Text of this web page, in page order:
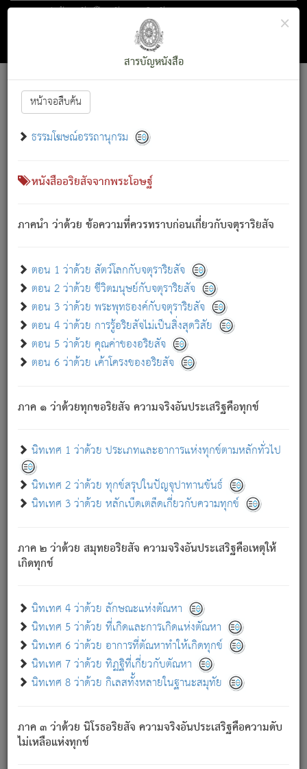
ตอน 1 ว่าด้วย สัตว์โลกกับจตุราริยสัจ
สารบัญ×
สารบัญหนังสือ
หน้าจอสืบค้น
ธรรมโฆษณ์อรรถานุกรม
หนังสืออริยสัจจากพระโอษฐ์
ภาคนำ ว่าด้วย ข้อความที่ควรทราบก่อนเกี่ยวกับจตุราริยสัจ
ตอน 1 ว่าด้วย สัตว์โลกกับจตุราริยสัจ
ตอน 2 ว่าด้วย ชีวิตมนุษย์กับจตุราริยสัจ
ตอน 3 ว่าด้วย พระพุทธองค์กับจตุราริยสัจ
ตอน 4 ว่าด้วย การรู้อริยสัจไม่เป็นสิ่งสุดวิสัย
ตอน 5 ว่าด้วย คุณค่าของอริยสัจ
ตอน 6 ว่าด้วย เค้าโครงของอริยสัจ
ภาค ๑ ว่าด้วยทุกขอริยสัจ ความจริงอันประเสริฐคือทุกข์
นิทเทศ 1 ว่าด้วย ประเภทและอาการแห่งทุกข์ตามหลักทั่วไป
นิทเทศ 2 ว่าด้วย ทุกข์สรุปในปัญจุปาทานขันธ์
นิทเทศ 3 ว่าด้วย หลักเบ็ดเตล็ดเกี่ยวกับความทุกข์
ภาค ๒ ว่าด้วย สมุทยอริยสัจ ความจริงอันประเสริฐคือเหตุให้
เกิดทุกข์
นิทเทศ 4 ว่าด้วย ลักษณะแห่งตัณหา
นิทเทศ 5 ว่าด้วย ที่เกิดและการเกิดแห่งตัณหา
นิทเทศ 6 ว่าด้วย อาการที่ตัณหาทำให้เกิดทุกข์
นิทเทศ 7 ว่าด้วย ทิฏฐิที่เกี่ยวกับตัณหา
นิทเทศ 8 ว่าด้วย กิเลสทั้งหลายในฐานะสมุทัย
ภาค ๓ ว่าด้วย นิโรธอริยสัจ ความจริงอันประเสริฐคือความดับ
ไม่เหลือแห่งทุกข์
Font :15 ]||
สัตว์โลกนี้ เกิดความเดือดร้อนแล้ว มีผัสสะบังหน้า
เขาสำคัญสิ่งใด โดยความเป็นประการใด แต่สิ่งนั้นย่อมเป็น
(ตามที่เป็นจริง) โดยประการอื่นจากที่เขาสำคัญนั้น
สัตว์โลกติดข้องอยู่ในภพ ถูกภพบังหน้าแล้ว มีภพโดยความ
เป็นอย่างอื่น (จากที่มันเป็นอยู่จริง) จึงได้เพลิดเพลินยิ่งนักในภพ
เขาเพลิดเพลินยิ่งนักในสิ่งใด สิ่งนั้นเป็นภัย (ที่เขาไม่รู้จัก)
เขากลัวต่อสิ่งใดสิ่งนั้นเป็นทุกข์
พรหมจรรย์นี้ อันบุคคลย่อมประพฤติ ก็เพื่อการละขาดซึ่ง
ภพ.
สมณะหรือพราหมณ์เหล่าใด กล่าวความหลุดพ้นจากภพว่า
มีได้เพราะภพ เรากล่าวว่า สมณะหรือพราหมณ์ทั้งปวงนั้น
มิใช่ผู้หลดพ้นจากภพ.
ภพ ว่ามีได้เพราะวิภพ[2]: เรากล่าวว่า สมณะหรือพราหมณ์ทั้ง
ปวงนั้น ก็ยังสลัดภพออกไปไม่ได้.
ก็ทุกข์นี้มีขึ้น เพราะอาศัยซึ่งอุปธิทั้งปวง.
เพราะความสิ้นไปแห่งอุปาทานทั้งปวง ความเกิดขึ้นแห่ง
ทุกข์จึงไม่มี.
ท่านจงดูโลกนี้เถิด (จะเห็นว่า) สัตว์ทั้งหลายอันอวิชาหนา
แน่นบังหนาแล้ว; และว่า สัตว์ผู้ยินดีในภพอันเป็นแล้วนั้น ย่อม
อันเป็นไปในที่หรือเวลาทั้งปวง[3]เพื่อความมีแห่งประโยชน์โดย
ประการทั้งปวง; ภพทั้งหลายทั้งหมดนั้น ไม่เที่ยง เป็นทุกข์ มี
ความแปรปรวนเป็นธรรมดา.
อย่างนี้อยู่; เขาย่อมละภวตัณหาได้ และไม่เพลิดเพลินวิภวตัณหา
ด้วย.
ความดับเพราะความสำรอกไม่เหลือ (แห่งภพทั้งหลาย)
เพราะความสิ้นไปแห่งตัณหาโดยประการทั้งปวง นั้นคือ
นิพพาน.
ภพใหม่ย่อมไม่มีแก่ภิกษุนั้น ผู้ดับเย็นสนิทแล้ว เพราะไม่มี
ภิกษุนั้น เป็นผู้ครอบงำมารได้แล้ว ชนะสงครามแล้ว ก้าวล่วง
ภพทั้งหลายทั้งปวงได้แล้ว เป็นผู้คงที่ (คือไม่เปลี่ยนแปลงอีกต่อ